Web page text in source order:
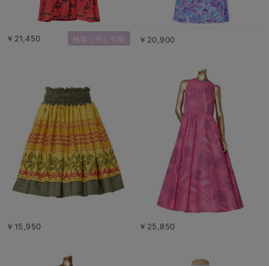
￥21,450 袖取り外し可能 ￥20,900
￥15,950 ￥25,850